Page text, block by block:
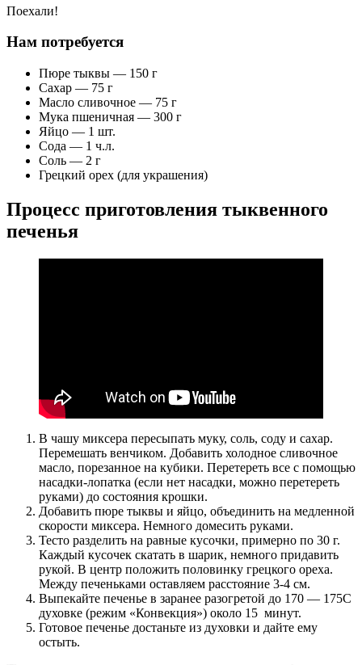
Поехали!
Нам потребуется
Пюре тыквы — 150 г
Сахар — 75 г
Масло сливочное — 75 г
Мука пшеничная — 300 г
Яйцо — 1 шт.
Сода — 1 ч.л.
Соль — 2 г
Грецкий орех (для украшения)
Процесс приготовления тыквенного
печенья
В чашу миксера пересыпать муку, соль, соду и сахар.
Перемешать венчиком. Добавить холодное сливочное
масло, порезанное на кубики. Перетереть все с помощью
насадки-лопатка (если нет насадки, можно перетереть
руками) до состояния крошки.
Добавить пюре тыквы и яйцо, объединить на медленной
скорости миксера. Немного домесить руками.
Тесто разделить на равные кусочки, примерно по 30 г.
Каждый кусочек скатать в шарик, немного придавить
рукой. В центр положить половинку грецкого ореха.
Между печеньками оставляем расстояние 3-4 см.
Выпекайте печенье в заранее разогретой до 170 — 175С
духовке (режим «Конвекция») около 15 минут.
Готовое печенье достаньте из духовки и дайте ему
остыть.